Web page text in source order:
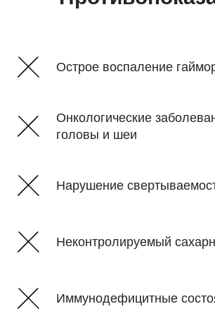
Острое воспаление
Онкологические
головы и шеи
Нарушение
Неконтролируемый
Иммунодефицитные